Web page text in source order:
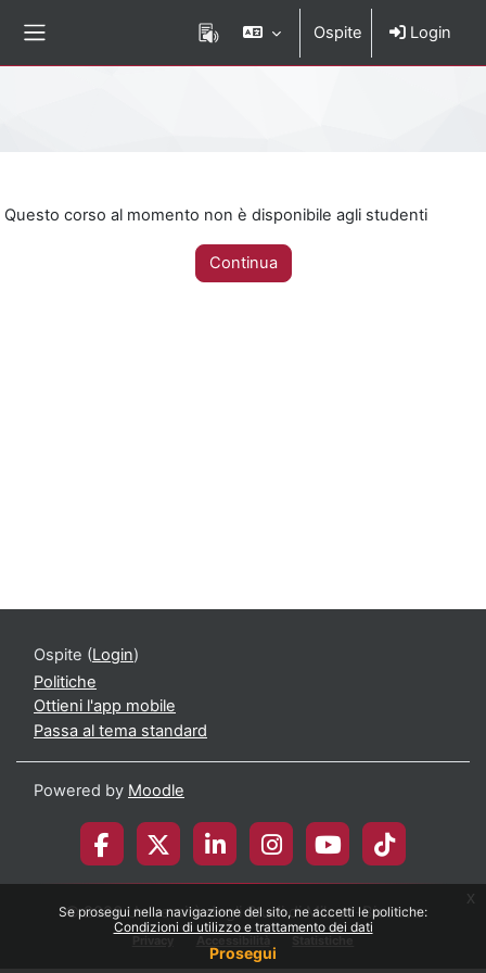
Se prosegui nella navigazione del sito, ne accetti le politiche:
Condizioni di utilizzo e trattamento dei dati
Prosegui
x
Ospite Login
Questo corso al momento non è disponibile agli studenti
Continua
Ospite (Login)
Politiche
Ottieni l'app mobile
Passa al tema standard
Powered by Moodle
© 2026 Università degli Studi di Milano-Bicocca